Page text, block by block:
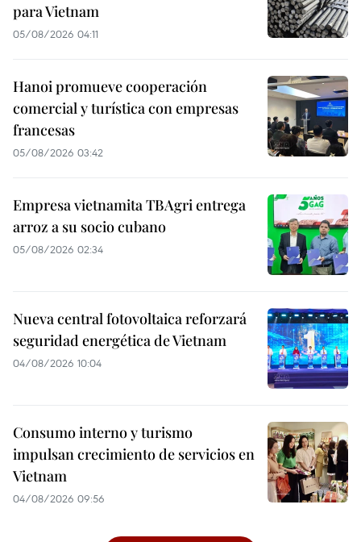
para Vietnam
05/08/2026 04:11
Hanoi promueve cooperación
comercial y turística con empresas
francesas
05/08/2026 03:42
Empresa vietnamita TBAgri entrega
arroz a su socio cubano
05/08/2026 02:34
Nueva central fotovoltaica reforzará
seguridad energética de Vietnam
04/08/2026 10:04
Consumo interno y turismo
impulsan crecimiento de servicios en
Vietnam
04/08/2026 09:56